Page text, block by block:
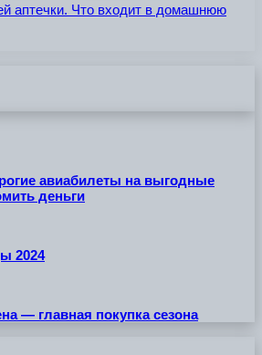
аптечки. Что входит в домашнюю
авиабилеты на выгодные
деньги
2024
— главная покупка сезона